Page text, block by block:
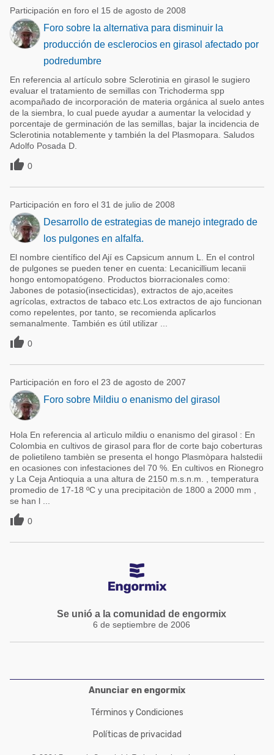
Participación en foro el 15 de agosto de 2008
Foro sobre la alternativa para disminuir la
producción de esclerocios en girasol afectado por
podredumbre
En referencia al artículo sobre Sclerotinia en girasol le sugiero
evaluar el tratamiento de semillas con Trichoderma spp
acompañado de incorporación de materia orgánica al suelo antes
de la siembra, lo cual puede ayudar a aumentar la velocidad y
porcentaje de germinación de las semillas, bajar la incidencia de
Sclerotinia notablemente y también la del Plasmopara. Saludos
Adolfo Posada D.
 0
Participación en foro el 31 de julio de 2008
Desarrollo de estrategias de manejo integrado de
los pulgones en alfalfa.
El nombre científico del Ají es Capsicum annum L. En el control
de pulgones se pueden tener en cuenta: Lecanicillium lecanii
hongo entomopatógeno. Productos biorracionales como:
Jabones de potasio(insecticidas), extractos de ajo,aceites
agrícolas, extractos de tabaco etc.Los extractos de ajo funcionan
como repelentes, por tanto, se recomienda aplicarlos
semanalmente. También es útil utilizar ...
 0
Participación en foro el 23 de agosto de 2007
Foro sobre Mildiu o enanismo del girasol
Hola En referencia al artìculo mildiu o enanismo del girasol : En
Colombia en cultivos de girasol para flor de corte bajo coberturas
de polietileno tambièn se presenta el hongo Plasmòpara halstedii
en ocasiones con infestaciones del 70 %. En cultivos en Rionegro
y La Ceja Antioquia a una altura de 2150 m.s.n.m. , temperatura
promedio de 17-18 ºC y una precipitaciòn de 1800 a 2000 mm ,
se han l ...
 0
Se unió a la comunidad de engormix
6 de septiembre de 2006
Anunciar en engormix
Términos y Condiciones
Políticas de privacidad